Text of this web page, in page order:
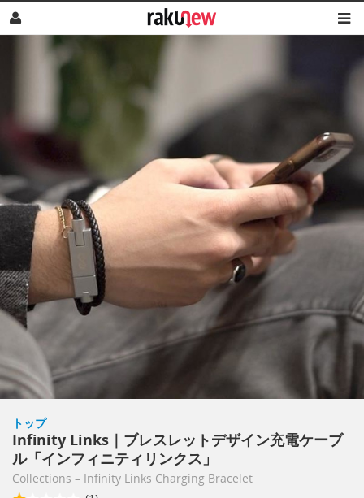
トップ
Infinity Links｜ブレスレットデザイン充電ケーブ
ル「インフィニティリンクス」
Collections – Infinity Links Charging Bracelet